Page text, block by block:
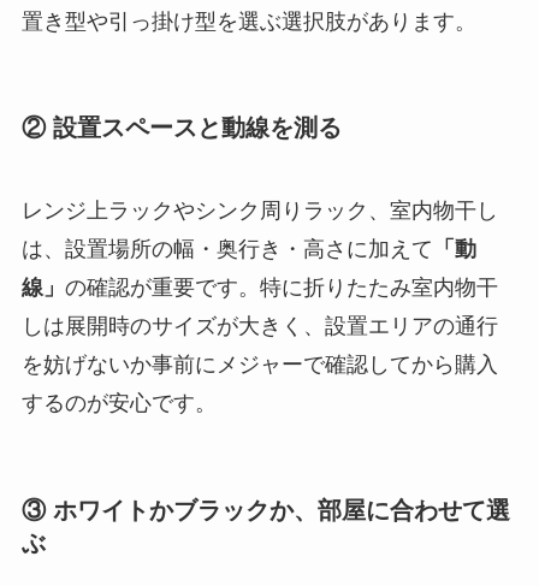
置き型や引っ掛け型を選ぶ選択肢があります。
② 設置スペースと動線を測る
レンジ上ラックやシンク周りラック、室内物干し
は、設置場所の幅・奥行き・高さに加えて 「動
線」 の確認が重要です。特に折りたたみ室内物干
しは展開時のサイズが大きく、設置エリアの通行
を妨げないか事前にメジャーで確認してから購入
するのが安心です。
③ ホワイトかブラックか、部屋に合わせて選
ぶ